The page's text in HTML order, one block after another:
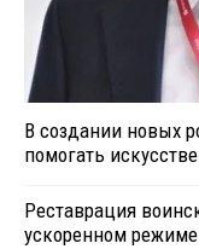
В создании новых
помогать
Реставрация
ускоренном режиме